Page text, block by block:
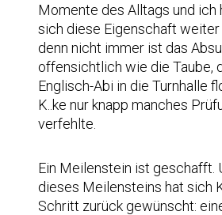
Momente des Alltags und ich
sich diese Eigenschaft weiter
denn nicht immer ist das
offensichtlich wie die Taube,
Englisch-Abi in die Turnhalle
K..ke nur knapp manches
verfehlte.
Ein Meilenstein ist geschafft.
dieses Meilensteins hat sich
Schritt zurück gewünscht: